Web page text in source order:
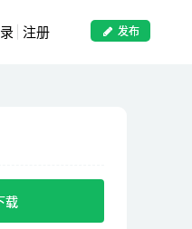
发布
注册
载
载